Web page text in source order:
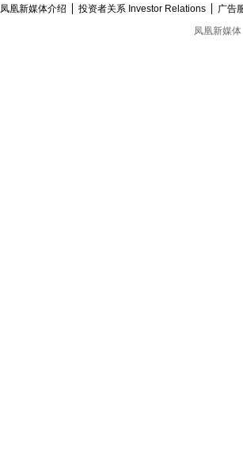
凤凰新媒体介绍 投资者关系 Investor Relations 广告
凤凰新媒体